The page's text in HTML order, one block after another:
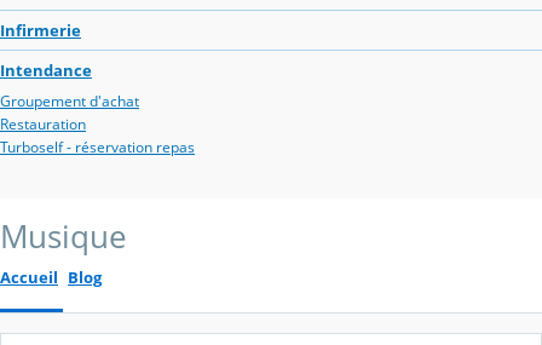
Infirmerie
Intendance
Groupement d'achat
Restauration
Turboself - réservation repas
Musique
Accueil Blog